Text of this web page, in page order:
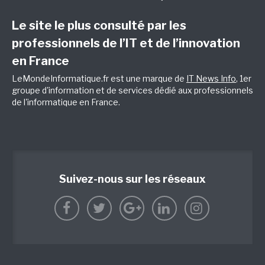
Le site le plus consulté par les
professionnels de l’IT et de l’innovation
en France
LeMondeInformatique.fr est une marque de IT News Info, 1er
groupe d'information et de services dédié aux professionnels
de l'informatique en France.
Suivez-nous sur les réseaux